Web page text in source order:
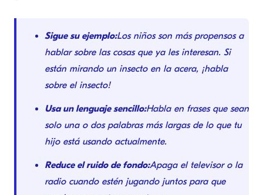
Sigue su ejemplo:Los niños son más propensos a
hablar sobre las cosas que ya les interesan. Si
están mirando un insecto en la acera, ¡habla
sobre el insecto!
Usa un lenguaje sencillo:Habla en frases que sean
solo una o dos palabras más largas de lo que tu
hijo está usando actualmente.
Reduce el ruido de fondo:Apaga el televisor o la
radio cuando estén jugando juntos para que